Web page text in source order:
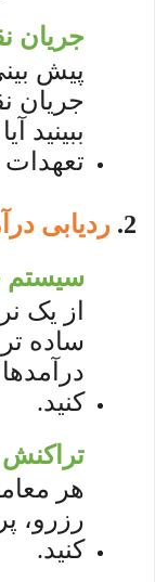
جریان
پیش
جریان
ببینید
2. ردیابی
سیستم
از یک
ساده
کنید.
تراکنش
هر
رزرو،
کنید.